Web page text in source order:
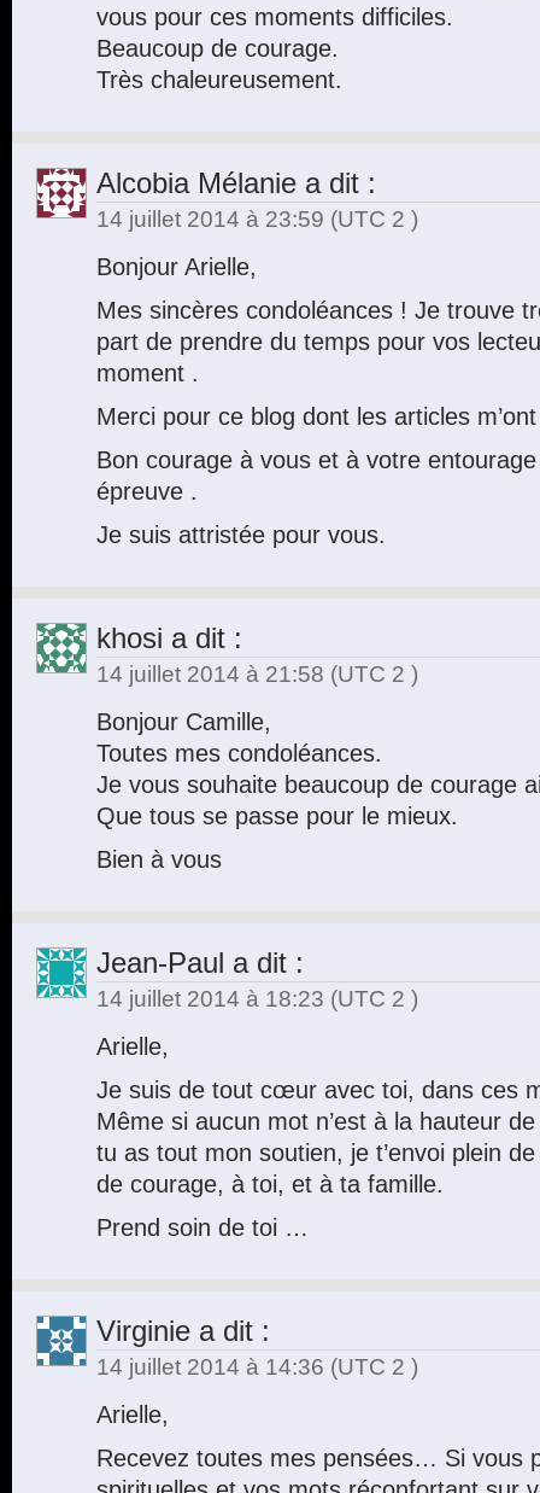
vous pour ces moments difficiles.
Beaucoup de courage.
Très chaleureusement.
Alcobia Mélanie a dit :
14 juillet 2014 à 23:59 (UTC 2 )
Bonjour Arielle,
Mes sincères condoléances ! Je trouve
part de prendre du temps pour vos
moment .
Merci pour ce blog dont les articles
Bon courage à vous et à votre
épreuve .
Je suis attristée pour vous.
khosi a dit :
14 juillet 2014 à 21:58 (UTC 2 )
Bonjour Camille,
Toutes mes condoléances.
Je vous souhaite beaucoup de courage
Que tous se passe pour le mieux.
Bien à vous
Jean-Paul a dit :
14 juillet 2014 à 18:23 (UTC 2 )
Arielle,
Je suis de tout cœur avec toi, dans ces
Même si aucun mot n’est à la hauteur
tu as tout mon soutien, je t’envoi plein
de courage, à toi, et à ta famille.
Prend soin de toi …
Virginie a dit :
14 juillet 2014 à 14:36 (UTC 2 )
Arielle,
Recevez toutes mes pensées… Si vous